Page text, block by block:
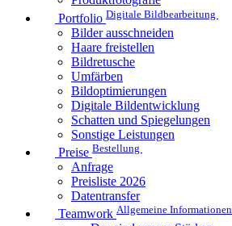
Portfolio Digitale Bildbearbeitung
Bilder ausschneiden
Haare freistellen
Bildretusche
Umfärben
Bildoptimierungen
Digitale Bildentwicklung
Schatten und Spiegelungen
Sonstige Leistungen
Preise Bestellung
Anfrage
Preisliste 2026
Datentransfer
Teamwork Allgemeine Informationen